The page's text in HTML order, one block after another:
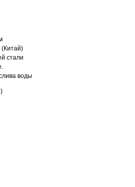
(Китай)
стали
воды